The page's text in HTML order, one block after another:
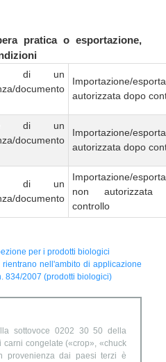
pratica o esportazione,
di un
documento
Importazione/
autorizzata dopo
di un
documento
Importazione/
autorizzata dopo
di un
documento
Importazione/
non autorizzata
controllo
per i prodotti biologici
nell'ambito di applicazione
834/2007 (prodotti biologici)
sottovoce 0202 30 50 della
carni congelate («crop», «chuck
provenienza dai paesi terzi è